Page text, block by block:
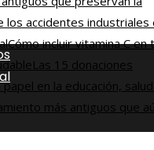
los accidentes industriales
Cómo incluir vitamina C en
Las 15 donaciones
en la educación,
más antiguos que